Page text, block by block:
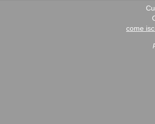
come